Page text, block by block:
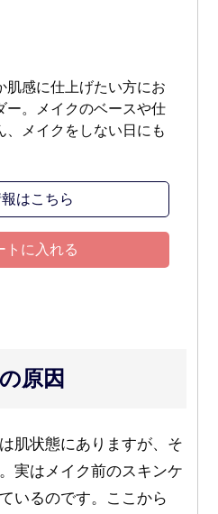
肌感に仕上げたい方にお
ー。メイクのベースや仕
、メイクをしない日にも
はこちら
トに入れる
原因
肌状態にありますが、そ
実はメイク前のスキンケ
いるのです。ここから